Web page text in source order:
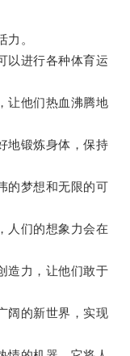
。
进行各种体育运
他们热血沸腾地
锻炼身体，保持
梦想和无限的可
们的想象力会在
力，让他们敢于
的新世界，实现